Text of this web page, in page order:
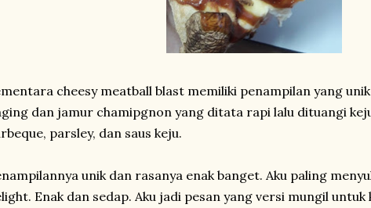
cheesy meatball blast memiliki penampilan yang
dan jamur chamipgnon yang ditata rapi lalu dituangi
parsley, dan saus keju.
unik dan rasanya enak banget. Aku paling
Enak dan sedap. Aku jadi pesan yang versi mungil